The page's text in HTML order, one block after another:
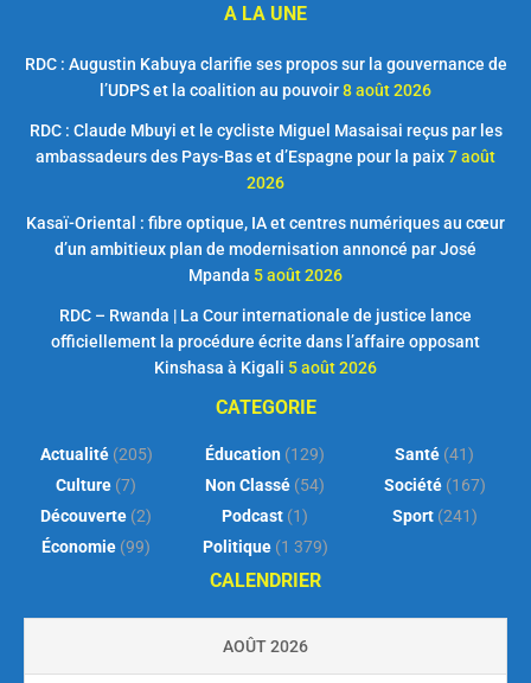
A LA UNE
RDC : Augustin Kabuya clarifie ses propos sur la gouvernance de
l’UDPS et la coalition au pouvoir8 août 2026
RDC : Claude Mbuyi et le cycliste Miguel Masaisai reçus par les
ambassadeurs des Pays-Bas et d’Espagne pour la paix7 août
2026
Kasaï-Oriental : fibre optique, IA et centres numériques au cœur
d’un ambitieux plan de modernisation annoncé par José
Mpanda 5 août 2026
RDC – Rwanda | La Cour internationale de justice lance
officiellement la procédure écrite dans l’affaire opposant
Kinshasa à Kigali 5 août 2026
CATEGORIE
Actualité(205)
Culture (7)
Découverte (2)
Économie (99)
Éducation (129)
Non Classé (54)
Podcast (1)
Politique(1 379)
Santé (41)
Société(167)
Sport(241)
CALENDRIER
AOÛT 2026